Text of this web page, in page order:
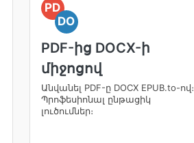
PD
DO
PDF-ից DOCX-ի
միջոցով
Անվանել PDF-ը DOCX EPUB.to-ով։
Պրոֆեսիոնալ ընթացիկ
լուծումներ։